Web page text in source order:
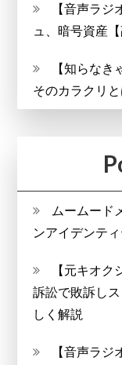
【音声ラ
ュ、暗号資産
【知らな
そのカラクリ
ムームード
ンアイデンテ
【元キオ
訴訟で敗訴し
しく解説
【音声ラ